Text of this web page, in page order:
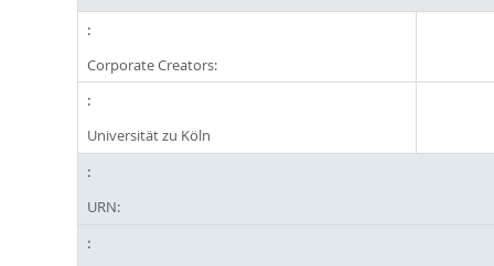
Corporate Creators:
Universität zu Köln
URN: